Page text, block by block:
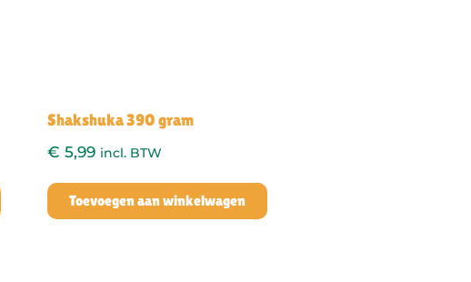
Shakshuka 390 gram
€ 5,99 incl. BTW
Toevoegen aan winkelwagen